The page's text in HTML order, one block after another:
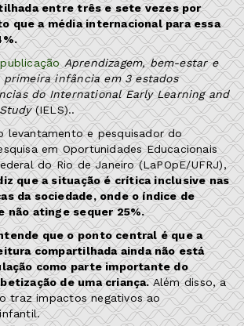
entre três e sete vezes por
que a média internacional para essa
Aprendizagem, bem-estar e
primeira infância em 3 estados
do International Early Learning and
(IELS)..
levantamento e pesquisador do
em Oportunidades Educacionais
do Rio de Janeiro (LaPOpE/UFRJ),
que a situação é crítica inclusive nas
da sociedade, onde o índice de
atinge sequer 25%.
que o ponto central é que a
compartilhada ainda não está
como parte importante do
de uma criança.Além disso, a
traz impactos negativos ao